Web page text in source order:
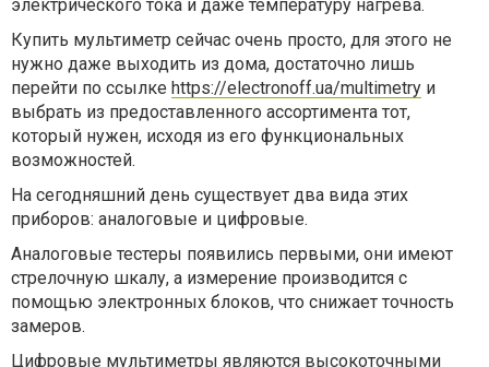
электрического тока и даже температуру нагрева.
Купить мультиметр сейчас очень просто, для этого не
нужно даже выходить из дома, достаточно лишь
перейти по ссылке https://electronoff.ua/multimetry и
выбрать из предоставленного ассортимента тот,
который нужен, исходя из его функциональных
возможностей.
На сегодняшний день существует два вида этих
приборов: аналоговые и цифровые.
Аналоговые тестеры появились первыми, они имеют
стрелочную шкалу, а измерение производится с
помощью электронных блоков, что снижает точность
замеров.
Цифровые мультиметры являются высокоточными